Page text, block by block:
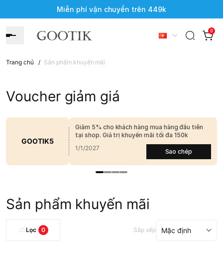
Miễn phí vận chuyển trên 449k
0
Trang chủ / Sản phẩm khuyến mãi
Voucher giảm giá
GOOTIK5
Giảm 5% cho khách hàng mua hàng đầu tiên
tại shop. Giá trị khuyến mãi tối đa 150k
1/1/2027
Sao chép
Sản phẩm khuyến mãi
Lọc 0 Sắp xếp